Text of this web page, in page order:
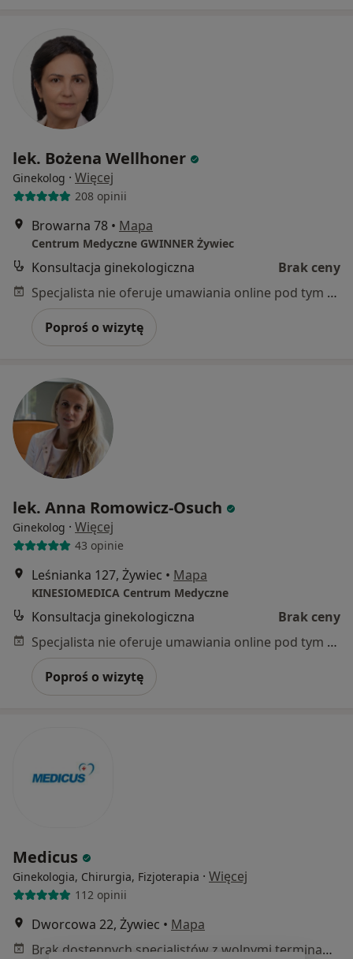
lek. Bożena Wellhoner
Ginekolog · Więcej
208 opinii
Browarna 78 • Mapa
Centrum Medyczne GWINNER Żywiec
Konsultacja ginekologiczna
Brak ceny
Specjalista nie oferuje umawiania online pod tym adresem.
Poproś o wizytę
lek. Anna Romowicz-Osuch
Ginekolog · Więcej
43 opinie
Leśnianka 127, Żywiec • Mapa
KINESIOMEDICA Centrum Medyczne
Konsultacja ginekologiczna
Brak ceny
Specjalista nie oferuje umawiania online pod tym adresem.
Poproś o wizytę
Medicus
Ginekologia, Chirurgia, Fizjoterapia · Więcej
112 opinii
Dworcowa 22, Żywiec • Mapa
Brak dostępnych specjalistów z wolnymi terminami w tym centrum medycznym.